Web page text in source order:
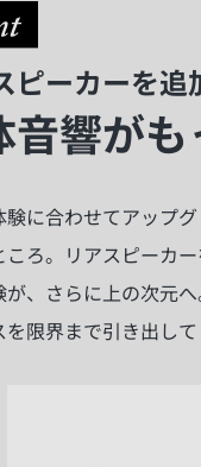
ピーカーを追
音響がも
験に合わせてアップ
ころ。リアスピーカ
が、さらに上の次元
限界まで引き出して